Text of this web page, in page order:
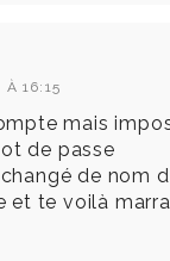
À 16:15
mais
de passe
de nom
et te voilà